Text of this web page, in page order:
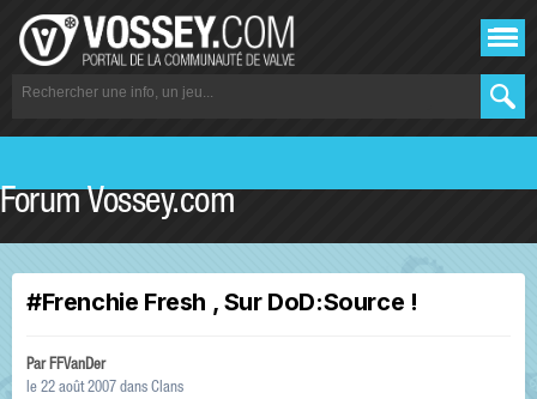
Forum Vossey.com
#Frenchie Fresh , Sur DoD:Source !
ParFFVanDer
le 22 août 2007 dans Clans